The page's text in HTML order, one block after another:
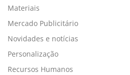
Materiais
Mercado Publicitário
Novidades e notícias
Personalização
Recursos Humanos